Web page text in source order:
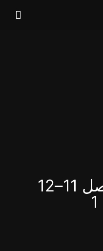
دوم سموئیل فصل 11–12